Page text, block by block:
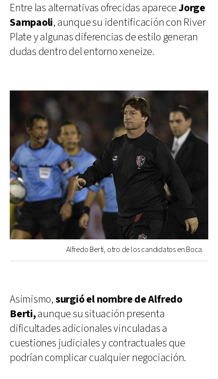
Entre las alternativas ofrecidas apareceJorge
Sampaoli, aunque su identificación con River
Plate y algunas diferencias de estilo generan
dudas dentro del entorno xeneize.
Alfredo Berti, otro de los candidatos en Boca.
Asimismo,surgió el nombre de Alfredo
Berti,aunque su situación presenta
dificultades adicionales vinculadas a
cuestiones judiciales y contractuales que
podrían complicar cualquier negociación.